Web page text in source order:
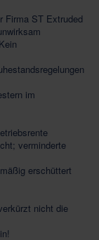
Firma ST Extruded
im
verminderte
erschüttert
nicht die